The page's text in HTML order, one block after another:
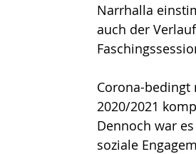
Narrhalla
auch der
Corona-bedingt
2020/2021
Dennoch war
soziale